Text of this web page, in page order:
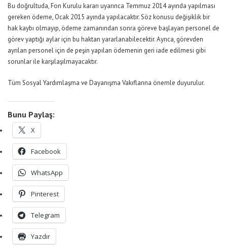
Bu doğrultuda, Fon Kurulu kararı uyarınca Temmuz 2014 ayında yapılması
gereken ödeme, Ocak 2015 ayında yapılacaktır. Söz konusu değişiklik bir
hak kaybı olmayıp, ödeme zamanından sonra göreve başlayan personel de
görev yaptığı aylar için bu haktan yararlanabilecektir. Ayrıca, görevden
ayrılan personel için de peşin yapılan ödemenin geri iade edilmesi gibi
sorunlar ile karşılaşılmayacaktır.
Tüm Sosyal Yardımlaşma ve Dayanışma Vakıflarına önemle duyurulur.
Bunu Paylaş:
X
Facebook
WhatsApp
Pinterest
Telegram
Yazdır